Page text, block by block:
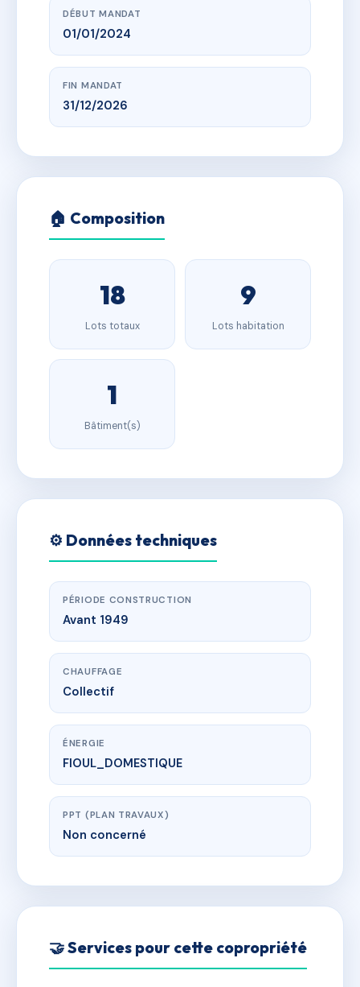
DÉBUT MANDAT
01/01/2024
FIN MANDAT
31/12/2026
🏠 Composition
18
Lots totaux
9
Lots habitation
1
Bâtiment(s)
⚙️ Données techniques
PÉRIODE CONSTRUCTION
Avant 1949
CHAUFFAGE
Collectif
ÉNERGIE
FIOUL_DOMESTIQUE
PPT (PLAN TRAVAUX)
Non concerné
🤝 Services pour cette copropriété